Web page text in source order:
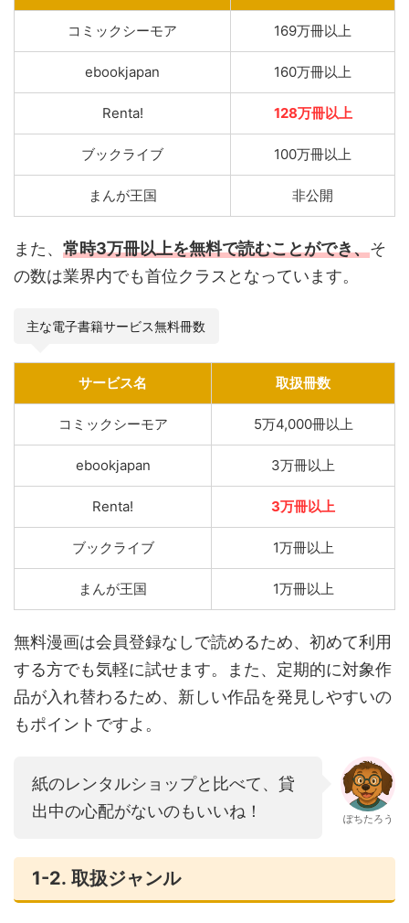
コミックシーモア 169万冊以上
ebookjapan 160万冊以上
Renta! 128万冊以上
ブックライブ 100万冊以上
まんが王国 非公開
また、 常時3万冊以上を無料で読むことができ、そ
の数は業界内でも首位クラスとなっています。
主な電子書籍サービス無料冊数
サービス名 取扱冊数
コミックシーモア 5万4,000冊以上
ebookjapan 3万冊以上
Renta! 3万冊以上
ブックライブ 1万冊以上
まんが王国 1万冊以上
無料漫画は会員登録なしで読めるため、初めて利用
する方でも気軽に試せます。また、定期的に対象作
品が入れ替わるため、新しい作品を発見しやすいの
もポイントですよ。
紙のレンタルショップと比べて、貸
出中の心配がないのもいいね！
ぽちたろう
1-2. 取扱ジャンル